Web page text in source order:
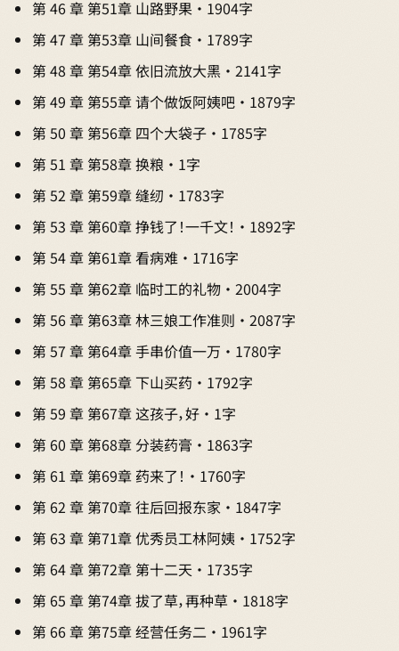
第 46 章 第51章 山路野果 · 1904字
第 47 章 第53章 山间餐食 · 1789字
第 48 章 第54章 依旧流放大黑 · 2141字
第 49 章 第55章 请个做饭阿姨吧 · 1879字
第 50 章 第56章 四个大袋子 · 1785字
第 51 章 第58章 换粮 · 1字
第 52 章 第59章 缝纫 · 1783字
第 53 章 第60章 挣钱了！一千文！ · 1892字
第 54 章 第61章 看病难 · 1716字
第 55 章 第62章 临时工的礼物 · 2004字
第 56 章 第63章 林三娘工作准则 · 2087字
第 57 章 第64章 手串价值一万 · 1780字
第 58 章 第65章 下山买药 · 1792字
第 59 章 第67章 这孩子，好 · 1字
第 60 章 第68章 分装药膏 · 1863字
第 61 章 第69章 药来了！ · 1760字
第 62 章 第70章 往后回报东家 · 1847字
第 63 章 第71章 优秀员工林阿姨 · 1752字
第 64 章 第72章 第十二天 · 1735字
第 65 章 第74章 拔了草，再种草 · 1818字
第 66 章 第75章 经营任务二 · 1961字